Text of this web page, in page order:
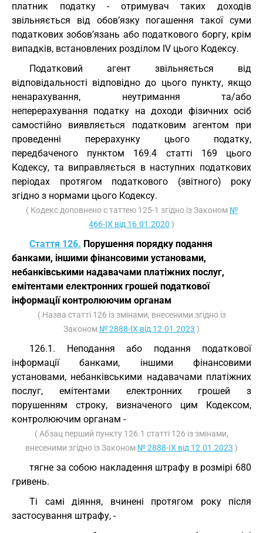
платник податку - отримувач таких доходів
звільняється від обов’язку погашення такої суми
податкових зобов’язань або податкового боргу, крім
випадків, встановлених розділом IV цього Кодексу.
Податковий агент звільняється від
відповідальності відповідно до цього пункту, якщо
ненарахування, неутримання та/або
неперерахування податку на доходи фізичних осіб
самостійно виявляється податковим агентом при
проведенні перерахунку цього податку,
передбаченого пунктом 169.4 статті 169 цього
Кодексу, та виправляється в наступних податкових
періодах протягом податкового (звітного) року
згідно з нормами цього Кодексу.
( Кодекс доповнено с таттею 125-1 згідно із Законом №
466-IX від 16.01.2020 )
Стаття 126. Порушення порядку подання
банками, іншими фінансовими установами,
небанківськими надавачами платіжних послуг,
емітентами електронних грошей податкової
інформації контролюючим органам
( Назва статті 126 із змінами, внесеними згідно із
Законом № 2888-IX від 12.01.2023 )
126.1. Неподання або подання податкової
інформації банками, іншими фінансовими
установами, небанківськими надавачами платіжних
послуг, емітентами електронних грошей з
порушенням строку, визначеного цим Кодексом,
контролюючим органам -
( Абзац перший пункту 126.1 статті 126 із змінами,
внесеними згідно із Законом № 2888-IX від 12.01.2023 )
тягне за собою накладення штрафу в розмірі 680
гривень.
Ті самі діяння, вчинені протягом року після
застосування штрафу, -